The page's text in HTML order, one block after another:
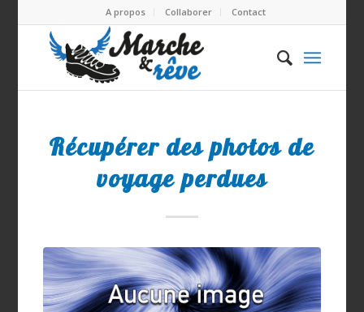
A propos Collaborer Contact
Récupérer des photos de
voyage perdues